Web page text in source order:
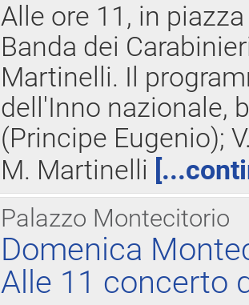
Alle ore 11, in
Banda dei
Martinelli. Il
dell'Inno nazionale,
(Principe Eugenio);
M. Martinelli
Palazzo Montecitorio
Domenica
Alle 11 concerto